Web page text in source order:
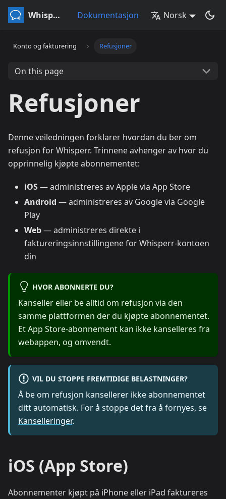
Whisperr Dokumentasjon Norsk
Konto og fakturering Refusjoner
On this page
Refusjoner
Denne veiledningen forklarer hvordan du ber om
refusjon for Whisperr. Trinnene avhenger av hvor du
opprinnelig kjøpte abonnementet:
iOS— administreres av Apple via App Store
Android — administreres av Google via Google
Play
Web— administreres direkte i
faktureringsinnstillingene for Whisperr-kontoen
din
HVOR ABONNERTE DU?
Kanseller eller be alltid om refusjon via den
samme plattformen der du kjøpte abonnementet.
Et App Store-abonnement kan ikke kanselleres fra
webappen, og omvendt.
VIL DU STOPPE FREMTIDIGE BELASTNINGER?
Å be om refusjon kansellerer ikke abonnementet
ditt automatisk. For å stoppe det fra å fornyes, se
Kanselleringer.
iOS (App Store)
Abonnementer kjøpt på iPhone eller iPad faktureres